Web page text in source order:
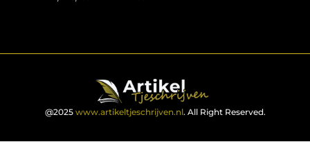
@2025 www.artikeltjeschrijven.nl. All Right Reserved.